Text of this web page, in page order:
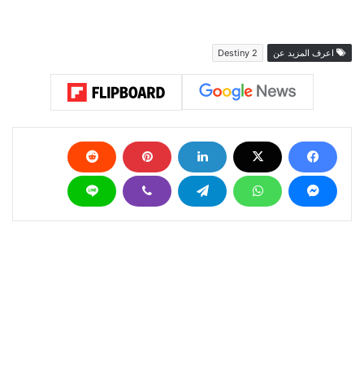
اعرف المزيد عن Destiny 2